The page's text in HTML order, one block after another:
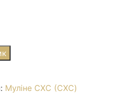
Муліне СХС (CXC)